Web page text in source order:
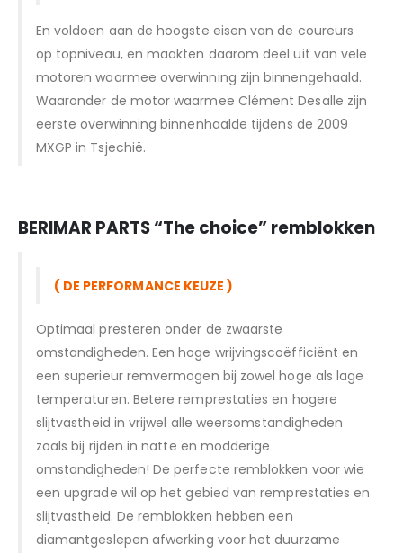
En voldoen aan de hoogste eisen van de coureurs
op topniveau, en maakten daarom deel uit van vele
motoren waarmee overwinning zijn binnengehaald.
Waaronder de motor waarmee Clément Desalle zijn
eerste overwinning binnenhaalde tijdens de 2009
MXGP in Tsjechië.
BERIMAR PARTS “The choice” remblokken
( DE PERFORMANCE KEUZE )
Optimaal presteren onder de zwaarste
omstandigheden. Een hoge wrijvingscoëfficiënt en
een superieur remvermogen bij zowel hoge als lage
temperaturen. Betere remprestaties en hogere
slijtvastheid in vrijwel alle weersomstandigheden
zoals bij rijden in natte en modderige
omstandigheden! De perfecte remblokken voor wie
een upgrade wil op het gebied van remprestaties en
slijtvastheid. De remblokken hebben een
diamantgeslepen afwerking voor het duurzame